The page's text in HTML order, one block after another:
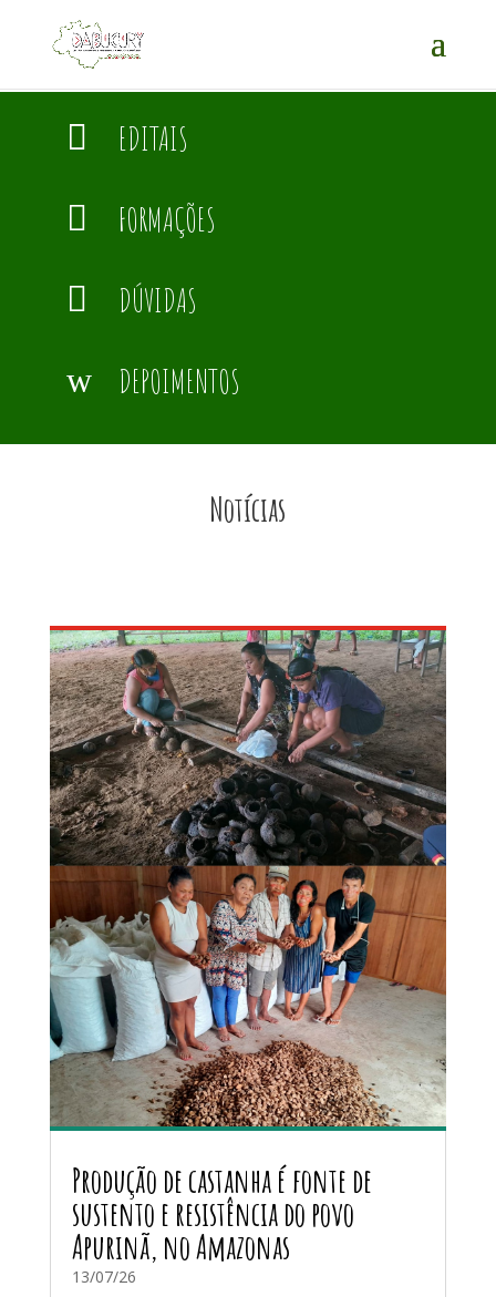
 EDITAIS
 FORMAÇÕES
 DÚVIDAS
w DEPOIMENTOS
Notícias
Produção de castanha é fonte de
sustento e resistência do povo
Apurinã, no Amazonas
13/07/26